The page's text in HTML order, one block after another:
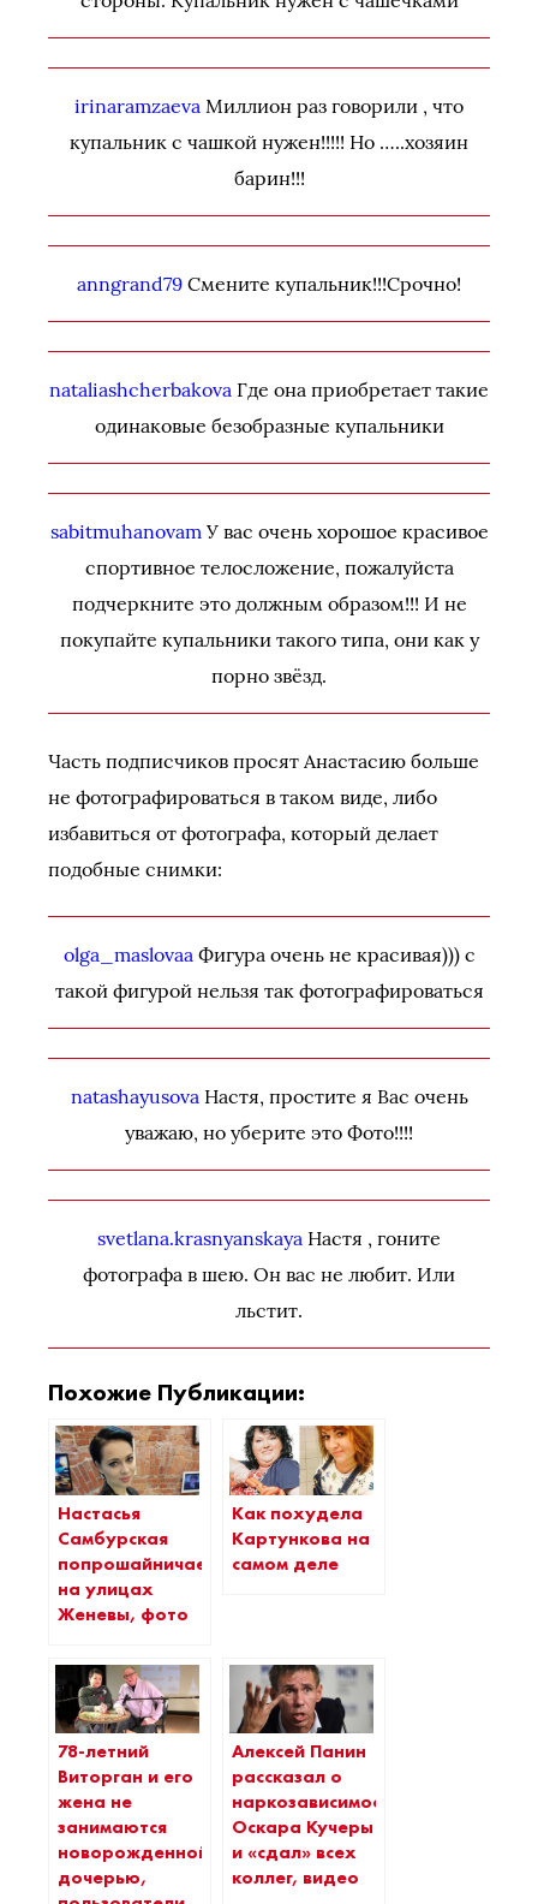
irinaramzaeva Миллион раз говорили , что
купальник с чашкой нужен!!!!! Но …..хозяин
барин!!!
anngrand79 Смените купальник!!!Срочно!
nataliashcherbakova Где она приобретает такие
одинаковые безобразные купальники
sabitmuhanovam У вас очень хорошое красивое
спортивное телосложение, пожалуйста
подчеркните это должным образом!!! И не
покупайте купальники такого типа, они как у
порно звёзд.
Часть подписчиков просят Анастасию больше
не фотографироваться в таком виде, либо
избавиться от фотографа, который делает
подобные снимки:
olga_maslovaa Фигура очень не красивая))) с
такой фигурой нельзя так фотографироваться
natashayusova Настя, простите я Вас очень
уважаю, но уберите это Фото!!!!
svetlana.krasnyanskaya Настя , гоните
фотографа в шею. Он вас не любит. Или
льстит.
Похожие Публикации:
Настасья
Самбурская
попрошайничает
на улицах
Женевы, фото
Как похудела
Картункова на
самом деле
78-летний
Виторган и его
жена не
занимаются
новорожденной
дочерью,
Алексей Панин
рассказал о
наркозависимости
Оскара Кучеры
и «сдал» всех
коллег, видео